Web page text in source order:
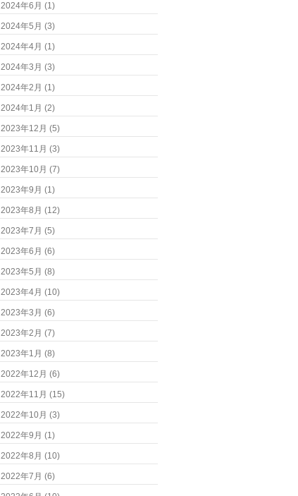
2024年6月 (1)
2024年5月 (3)
2024年4月 (1)
2024年3月 (3)
2024年2月 (1)
2024年1月 (2)
2023年12月 (5)
2023年11月 (3)
2023年10月 (7)
2023年9月 (1)
2023年8月 (12)
2023年7月 (5)
2023年6月 (6)
2023年5月 (8)
2023年4月 (10)
2023年3月 (6)
2023年2月 (7)
2023年1月 (8)
2022年12月 (6)
2022年11月 (15)
2022年10月 (3)
2022年9月 (1)
2022年8月 (10)
2022年7月 (6)